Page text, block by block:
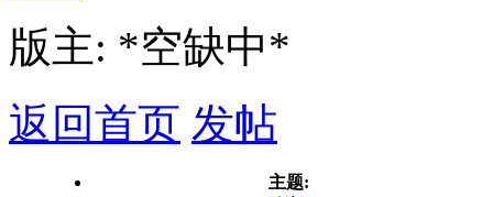
版主: *空缺中*
返回首页 发帖
主题: